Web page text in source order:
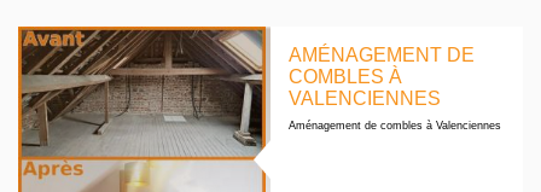
AMÉNAGEMENT DE
COMBLES À
VALENCIENNES
Aménagement de combles à Valenciennes